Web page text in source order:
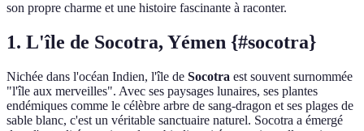
son propre charme et une histoire fascinante à raconter.
1. L'île de Socotra, Yémen {#socotra}
Nichée dans l'océan Indien, l'île de Socotra est souvent surnommée
"l'île aux merveilles". Avec ses paysages lunaires, ses plantes
endémiques comme le célèbre arbre de sang-dragon et ses plages de
sable blanc, c'est un véritable sanctuaire naturel. Socotra a émergé